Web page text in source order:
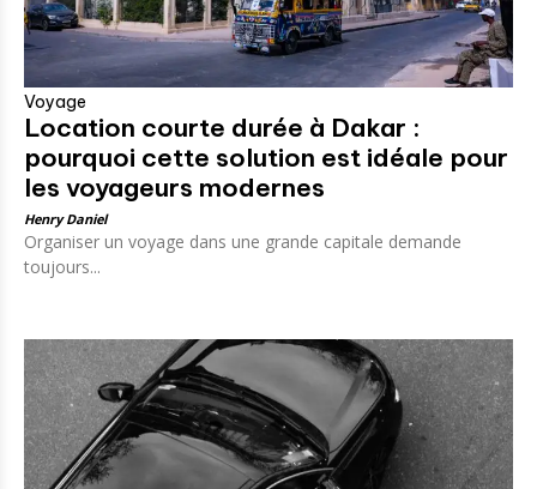
Voyage
Location courte durée à Dakar :
pourquoi cette solution est idéale pour
les voyageurs modernes
Henry Daniel
Organiser un voyage dans une grande capitale demande
toujours...